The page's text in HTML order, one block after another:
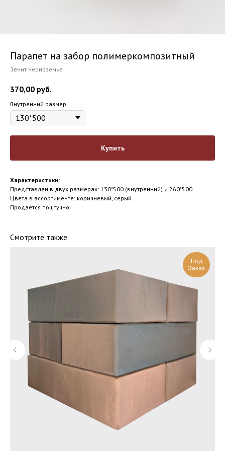
Парапет на забор полимеркомпозитный
Зенит Черноземье
370,00 руб.
Внутренний размер
Купить
Характеристики:
Представлен в двух размерах: 130*500 (внутренний) и 260*500.
Цвета в ассортименте: коричневый, серый.
Продается поштучно.
Смотрите также
Под
Заказ